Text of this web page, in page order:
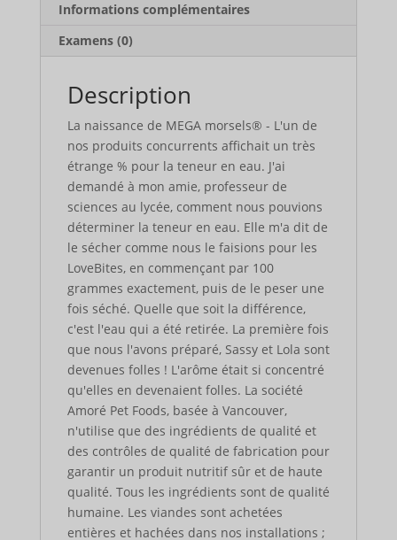
Informations complémentaires
Examens (0)
Description
La naissance de MEGA morsels® - L'un de
nos produits concurrents affichait un très
étrange % pour la teneur en eau. J'ai
demandé à mon amie, professeur de
sciences au lycée, comment nous pouvions
déterminer la teneur en eau. Elle m'a dit de
le sécher comme nous le faisions pour les
LoveBites, en commençant par 100
grammes exactement, puis de le peser une
fois séché. Quelle que soit la différence,
c'est l'eau qui a été retirée. La première fois
que nous l'avons préparé, Sassy et Lola sont
devenues folles ! L'arôme était si concentré
qu'elles en devenaient folles. La société
Amoré Pet Foods, basée à Vancouver,
n'utilise que des ingrédients de qualité et
des contrôles de qualité de fabrication pour
garantir un produit nutritif sûr et de haute
qualité. Tous les ingrédients sont de qualité
humaine. Les viandes sont achetées
entières et hachées dans nos installations ;